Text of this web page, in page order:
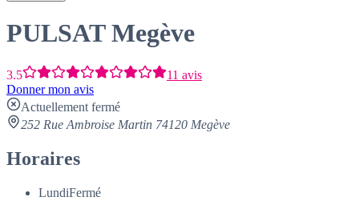
PULSAT Megève
3.5
11 avis
Donner mon avis
Actuellement fermé
252 Rue Ambroise Martin 74120 Megève
Horaires
LundiFermé